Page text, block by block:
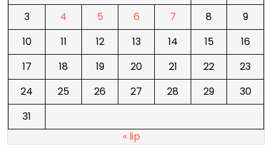
3
4 5 6 7 8
9
10
11 12 13 14 15
16
17
18 19 20 21 22
23
24
25 26 27 28 29
30
31
« lip